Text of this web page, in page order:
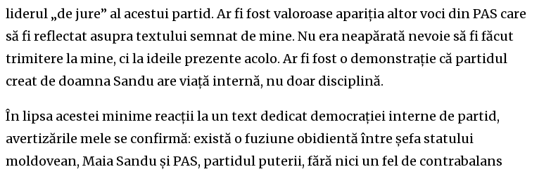
liderul „de jure” al acestui partid. Ar fi fost valoroase apariția altor voci din PAS care
să fi reflectat asupra textului semnat de mine. Nu era neapărată nevoie să fi făcut
trimitere la mine, ci la ideile prezente acolo. Ar fi fost o demonstrație că partidul
creat de doamna Sandu are viață internă, nu doar disciplină.
În lipsa acestei minime reacții la un text dedicat democrației interne de partid,
avertizările mele se confirmă: există o fuziune obidientă între șefa statului
moldovean, Maia Sandu și PAS, partidul puterii, fără nici un fel de contrabalans